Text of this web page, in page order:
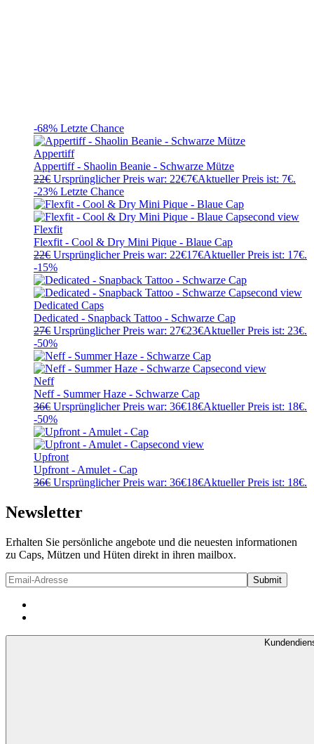
-68% Letzte Chance
Appertiff
Appertiff - Shaolin Beanie - Schwarze Mütze
22€ Ursprünglicher Preis war: 22€7€Aktueller Preis ist: 7€.
-23% Letzte Chance
Flexfit
Flexfit - Cool & Dry Mini Pique - Blaue Cap
22€ Ursprünglicher Preis war: 22€17€Aktueller Preis ist: 17€.
-15%
Dedicated Caps
Dedicated - Snapback Tattoo - Schwarze Cap
27€ Ursprünglicher Preis war: 27€23€Aktueller Preis ist: 23€.
-50%
Neff
Neff - Summer Haze - Schwarze Cap
36€ Ursprünglicher Preis war: 36€18€Aktueller Preis ist: 18€.
-50%
Upfront
Upfront - Amulet - Cap
36€ Ursprünglicher Preis war: 36€18€Aktueller Preis ist: 18€.
Newsletter
Erhalten Sie persönliche angebote und die neuesten informationen
zu Caps, Mützen und Hüten direkt in ihren mailbox.